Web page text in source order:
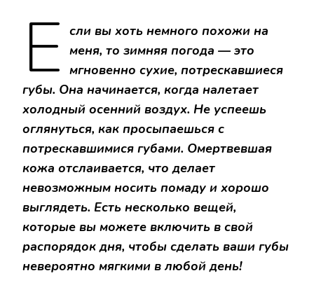
СЕКРЕТОВ,
ИЗБАВИТЬСЯ
ОТ
КОЖИ
НА
Е сли вы хоть немного похожи на
меня, то зимняя погода — это
мгновенно сухие, потрескавшиеся
губы. Она начинается, когда налетает
холодный осенний воздух. Не успеешь
оглянуться, как просыпаешься с
потрескавшимися губами. Омертвевшая
кожа отслаивается, что делает
невозможным носить помаду и хорошо
выглядеть. Есть несколько вещей,
которые вы можете включить в свой
распорядок дня, чтобы сделать ваши губы
невероятно мягкими в любой день!